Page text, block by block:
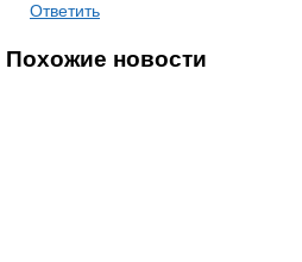
Ответить
Похожие новости